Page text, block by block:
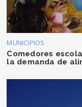
MUNICIPIOS
Comedores
la demanda de